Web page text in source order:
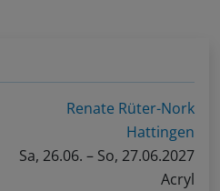
Renate Rüter-Nork
Hattingen
Sa, 26.06. – So, 27.06.2027
Acryl